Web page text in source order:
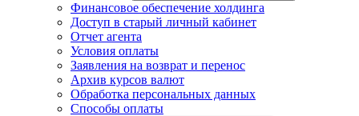
Финансовое обеспечение холдинга
Доступ в старый личный кабинет
Отчет агента
Условия оплаты
Заявления на возврат и перенос
Архив курсов валют
Обработка персональных данных
Способы оплаты